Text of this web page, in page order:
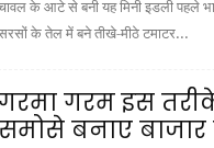
के आटे से बनी यह मिनी इडली पहले
के तेल में बने तीखे-मीठे टमाटर...
गरम इस
बनाए बाजार